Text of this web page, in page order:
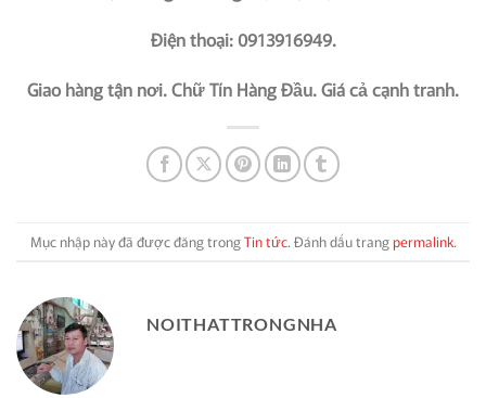
Điện thoại: 0913916949.
Giao hàng tận nơi. Chữ Tín Hàng Đầu. Giá cả cạnh tranh.
Mục nhập này đã được đăng trongTin tức. Đánh dấu trangpermalink.
NOITHATTRONGNHA